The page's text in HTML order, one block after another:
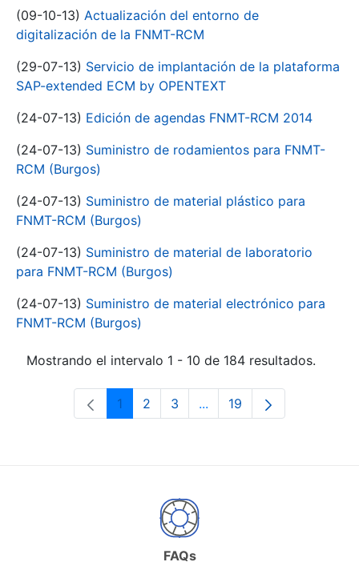
(09-10-13) Actualización del entorno de
digitalización de la FNMT-RCM
(29-07-13) Servicio de implantación de la plataforma
SAP-extended ECM by OPENTEXT
(24-07-13) Edición de agendas FNMT-RCM 2014
(24-07-13) Suministro de rodamientos para FNMT-
RCM (Burgos)
(24-07-13) Suministro de material plástico para
FNMT-RCM (Burgos)
(24-07-13) Suministro de material de laboratorio
para FNMT-RCM (Burgos)
(24-07-13) Suministro de material electrónico para
FNMT-RCM (Burgos)
Mostrando el intervalo 1 - 10 de 184 resultados.
Página
1 Página
2 Página
3 ...Páginas intermedias Use
Página
19
FAQs